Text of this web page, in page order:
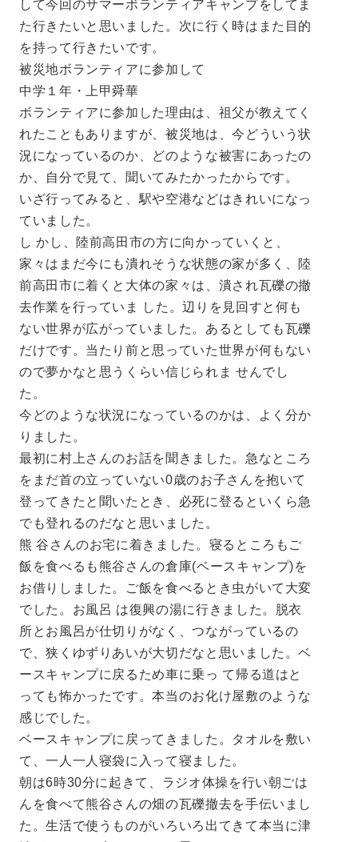
して今回のサマーボランティアキャンプをしてま
た行きたいと思いました。次に行く時はまた目的
を持って行きたいです。
被災地ボランティアに参加して
中学１年・上甲舜華
ボランティアに参加した理由は、祖父が教えてく
れたこともありますが、被災地は、今どういう状
況になっているのか、どのような被害にあったの
か、自分で見て、聞いてみたかったからです。
いざ行ってみると、駅や空港などはきれいになっ
ていました。
し かし、陸前高田市の方に向かっていくと、
家々はまだ今にも潰れそうな状態の家が多く、陸
前高田市に着くと大体の家々は、潰され瓦礫の撤
去作業を行っていま した。辺りを見回すと何も
ない世界が広がっていました。あるとしても瓦礫
だけです。当たり前と思っていた世界が何もない
ので夢かなと思うくらい信じられま せんでし
た。
今どのような状況になっているのかは、よく分か
りました。
最初に村上さんのお話を聞きました。急なところ
をまだ首の立っていない0歳のお子さんを抱いて
登ってきたと聞いたとき、必死に登るといくら急
でも登れるのだなと思いました。
熊 谷さんのお宅に着きました。寝るところもご
飯を食べるも熊谷さんの倉庫(ベースキャンプ)を
お借りしました。ご飯を食べるとき虫がいて大変
でした。お風呂 は復興の湯に行きました。脱衣
所とお風呂が仕切りがなく、つながっているの
で、狭くゆずりあいが大切だなと思いました。ベ
ースキャンプに戻るため車に乗っ て帰る道はと
っても怖かったです。本当のお化け屋敷のような
感じでした。
ベースキャンプに戻ってきました。タオルを敷い
て、一人一人寝袋に入って寝ました。
朝は6時30分に起きて、ラジオ体操を行い朝ごは
んを食べて熊谷さんの畑の瓦礫撤去を手伝いまし
た。生活で使うものがいろいろ出てきて本当に津